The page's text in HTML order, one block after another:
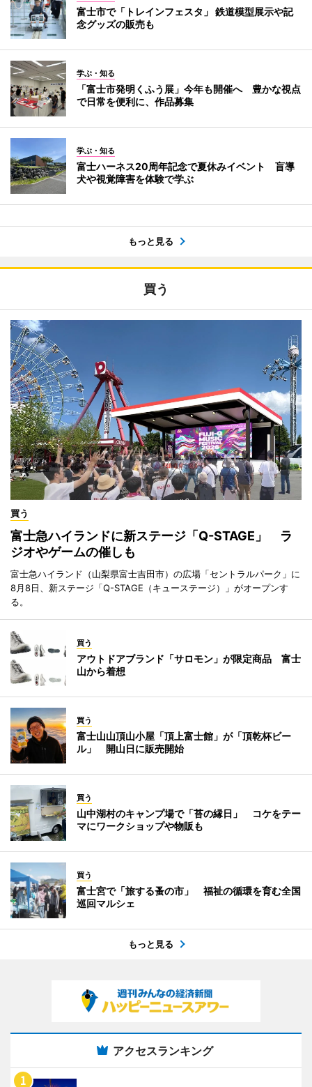
富士市で「トレインフェスタ」 鉄道模型展示や記
念グッズの販売も
学ぶ・知る
「富士市発明くふう展」今年も開催へ 豊かな視点
で日常を便利に、作品募集
学ぶ・知る
富士ハーネス20周年記念で夏休みイベント 盲導
犬や視覚障害を体験で学ぶ
もっと見る
買う
買う
富士急ハイランドに新ステージ「Q-STAGE」 ラ
ジオやゲームの催しも
富士急ハイランド（山梨県富士吉田市）の広場「セントラルパーク」に
8月8日、新ステージ「Q-STAGE（キューステージ）」がオープンす
る。
買う
アウトドアブランド「サロモン」が限定商品 富士
山から着想
買う
富士山山頂山小屋「頂上富士館」が「頂乾杯ビー
ル」 開山日に販売開始
買う
山中湖村のキャンプ場で「苔の縁日」 コケをテー
マにワークショップや物販も
買う
富士宮で「旅する蚤の市」 福祉の循環を育む全国
巡回マルシェ
もっと見る
アクセスランキング